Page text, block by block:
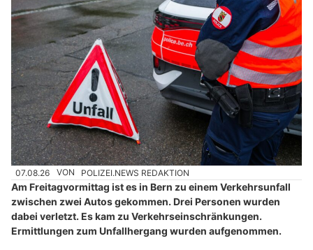
07.08.26 VON POLIZEI.NEWS REDAKTION
Am Freitagvormittag ist es in Bern zu einem Verkehrsunfall
zwischen zwei Autos gekommen. Drei Personen wurden
dabei verletzt. Es kam zu Verkehrseinschränkungen.
Ermittlungen zum Unfallhergang wurden aufgenommen.